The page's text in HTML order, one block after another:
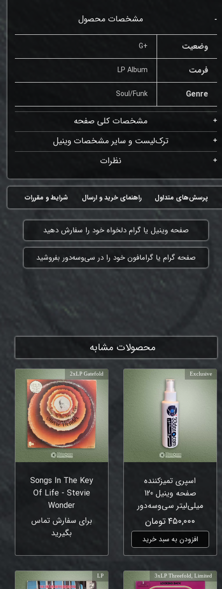
مشخصات محصول
وضعیت +G
فرمت LP Album
Genre
Soul/Funk
مشخصات کلی صفحه
ترک‌لیست و سایر مشخصات وینیل
نظرات
شرایط و مقررات راهنمای خرید و ارسال پرسش‌های متداول
​صفحه وینیل یا گرام دلخواه خود را سفارش دهید
​صفحه گرام یا گرامافون خود را در سی‌وسه‌دور بفروشید
محصولات مشابه
اسپری تمیزکننده
صفحه وینیل 120
میلی‌لیتر سی‌وسه‌دور
۴۵۰,۰۰۰ تومان
افزودن به سبد خرید
Exclusive
Songs In The Key
Of Life - Stevie
Wonder
برای سفارش تماس
بگیرید
2xLP Gatefold
3xLP Threefold, Limited
LP